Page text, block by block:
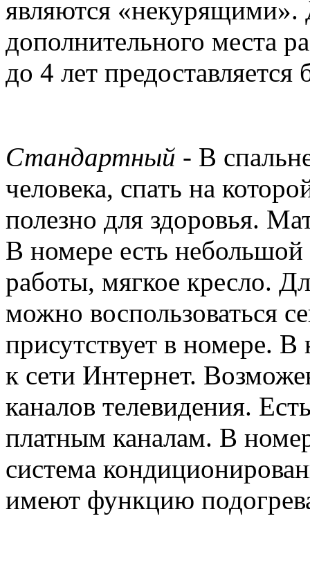
являются «некурящими».
дополнительного места
до 4 лет предоставляется
Стандартный - В
человека, спать на
полезно для здоровья.
В номере есть
работы, мягкое кресло.
можно воспользоваться
присутствует в номере.
к сети Интернет.
каналов телевидения.
платным каналам. В
система
имеют функцию